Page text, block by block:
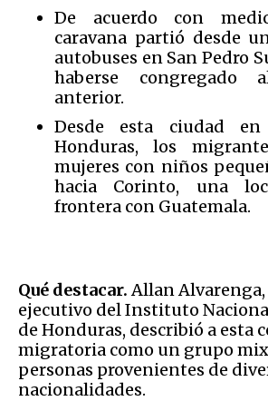
De acuerdo con
caravana partió desde
autobuses en San Pedro
haberse congregado
anterior.
Desde esta ciudad
Honduras, los
mujeres con niños
hacia Corinto, una
frontera con Guatemala.
Qué destacar.Allan
ejecutivo del Instituto
de Honduras, describió a esta
migratoria como un grupo
personas provenientes de
nacionalidades.